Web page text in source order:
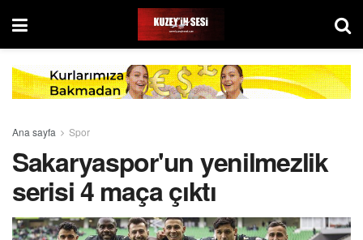
Ana sayfa Spor
Sakaryaspor'un yenilmezlik
serisi 4 maça çıktı